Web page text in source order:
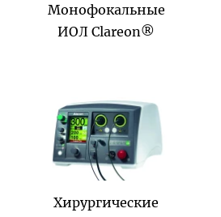
Монофокальные
ИОЛ Clareon®
Хирургические